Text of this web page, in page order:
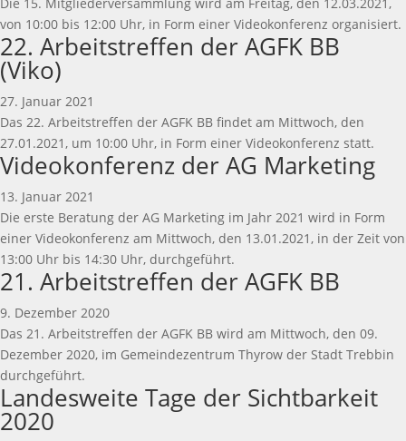
von 10:00 bis 12:00 Uhr, in Form einer Videokonferenz organisiert.
22. Arbeitstreffen der AGFK BB
(Viko)
27. Januar 2021
Das 22. Arbeitstreffen der AGFK BB findet am Mittwoch, den
27.01.2021, um 10:00 Uhr, in Form einer Videokonferenz statt.
Videokonferenz der AG Marketing
13. Januar 2021
Die erste Beratung der AG Marketing im Jahr 2021 wird in Form
einer Videokonferenz am Mittwoch, den 13.01.2021, in der Zeit von
13:00 Uhr bis 14:30 Uhr, durchgeführt.
21. Arbeitstreffen der AGFK BB
9. Dezember 2020
Das 21. Arbeitstreffen der AGFK BB wird am Mittwoch, den 09.
Dezember 2020, im Gemeindezentrum Thyrow der Stadt Trebbin
durchgeführt.
Landesweite Tage der Sichtbarkeit
2020